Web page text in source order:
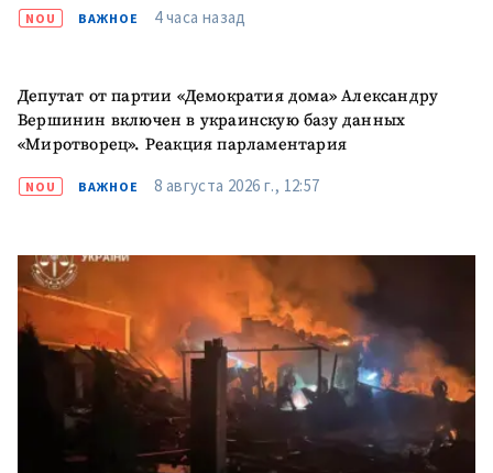
NOU ВАЖНОЕ 4 часа назад
Депутат от партии «Демократия дома» Александру
Вершинин включен в украинскую базу данных
«Миротворец». Реакция парламентария
NOU ВАЖНОЕ 8 августа 2026 г., 12:57